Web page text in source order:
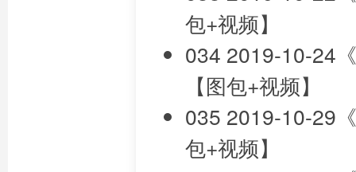
包+视频】
034 2019-10-24
【图包+视频】
035 2019-10-29
包+视频】